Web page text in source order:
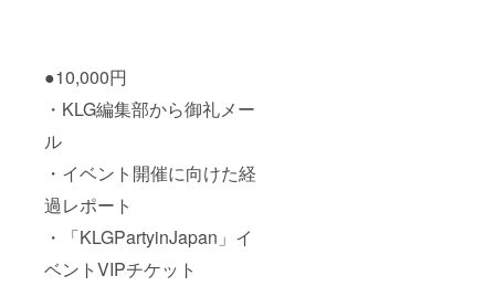
●10,000円
・KLG編集部から御礼メー
ル
・イベント開催に向けた経
過レポート
・「KLGPartyinJapan」イ
ベントVIPチケット